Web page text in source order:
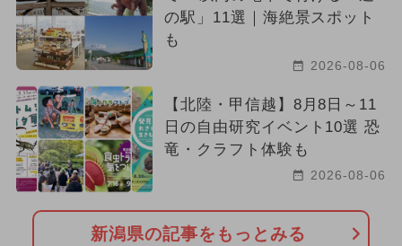
の駅」11選｜海絶景スポット
も
2026-08-06
【北陸・甲信越】8月8日～11
日の自由研究イベント10選 恐
竜・クラフト体験も
2026-08-06
新潟県の記事をもっとみる